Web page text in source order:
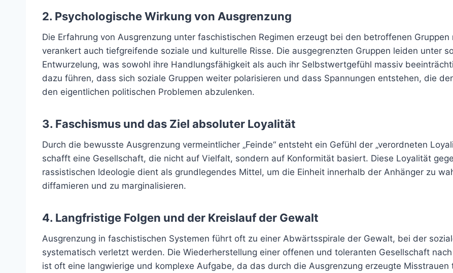
2. Psychologische Wirkung von Ausgrenzung
Die Erfahrung von Ausgrenzung unter faschistischen Regimen erzeugt bei den betroffenen
verankert auch tiefgreifende soziale und kulturelle Risse. Die ausgegrenzten Gruppen leiden unter
Entwurzelung, was sowohl ihre Handlungsfähigkeit als auch ihr Selbstwertgefühl massiv
dazu führen, dass sich soziale Gruppen weiter polarisieren und dass Spannungen entstehen, die
den eigentlichen politischen Problemen abzulenken.
3. Faschismus und das Ziel absoluter Loyalität
Durch die bewusste Ausgrenzung vermeintlicher „Feinde“ entsteht ein Gefühl der „verordneten
schafft eine Gesellschaft, die nicht auf Vielfalt, sondern auf Konformität basiert. Diese Loyalität
rassistischen Ideologie dient als grundlegendes Mittel, um die Einheit innerhalb der Anhänger zu
diffamieren und zu marginalisieren.
4. Langfristige Folgen und der Kreislauf der Gewalt
Ausgrenzung in faschistischen Systemen führt oft zu einer Abwärtsspirale der Gewalt, bei der
systematisch verletzt werden. Die Wiederherstellung einer offenen und toleranten Gesellschaft
ist oft eine langwierige und komplexe Aufgabe, da das durch die Ausgrenzung erzeugte